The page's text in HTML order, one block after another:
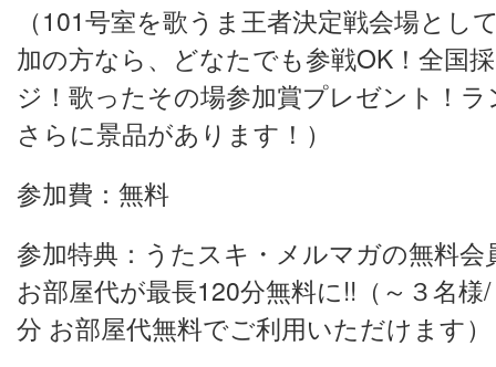
（101号室を歌うま王者決定戦会場とし
加の方なら、どなたでも参戦OK！全国
ジ！歌ったその場参加賞プレゼント！
さらに景品があります！）
参加費：無料
参加特典：うたスキ・メルマガの無料
お部屋代が最長120分無料に!!（～３名様
分 お部屋代無料でご利用いただけます